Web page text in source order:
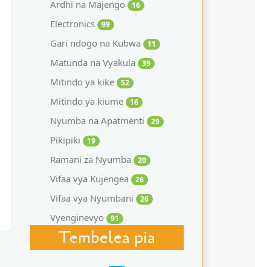
Ardhi na Majengo 16
Electronics 99
Gari ndogo na Kubwa 11
Matunda na Vyakula 39
Mitindo ya kike 52
Mitindo ya kiume 16
Nyumba na Apatmenti 29
Pikipiki 19
Ramani za Nyumba 20
Vifaa vya Kujengea 26
Vifaa vya Nyumbani 26
Vyenginevyo 91
Tembelea pia